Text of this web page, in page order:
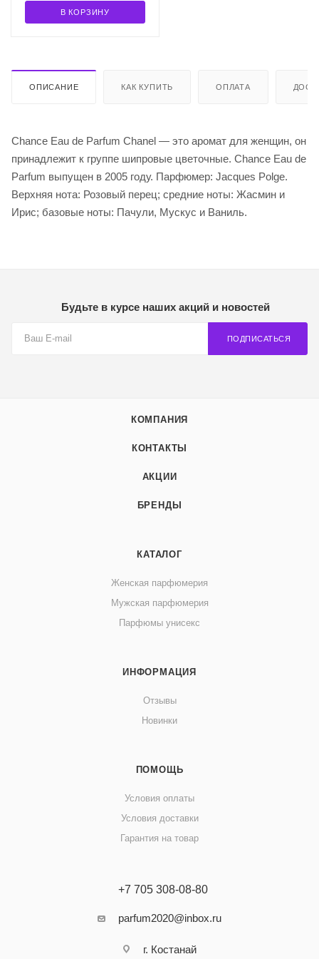
В КОРЗИНУ
ОПИСАНИЕ КАК КУПИТЬ ОПЛАТА
Chance Eau de Parfum Chanel — это аромат для женщин, он
принадлежит к группе шипровые цветочные. Chance Eau de
Parfum выпущен в 2005 году. Парфюмер: Jacques Polge.
Верхняя нота: Розовый перец; средние ноты: Жасмин и
Ирис; базовые ноты: Пачули, Мускус и Ваниль.
Будьте в курсе наших акций и новостей
ПОДПИСАТЬСЯ
КОМПАНИЯ
КОНТАКТЫ
АКЦИИ
БРЕНДЫ
КАТАЛОГ
Женская парфюмерия
Мужская парфюмерия
Парфюмы унисекс
ИНФОРМАЦИЯ
Отзывы
Новинки
ПОМОЩЬ
Условия оплаты
Условия доставки
Гарантия на товар
+7 705 308-08-80
parfum2020@inbox.ru
г. Костанай